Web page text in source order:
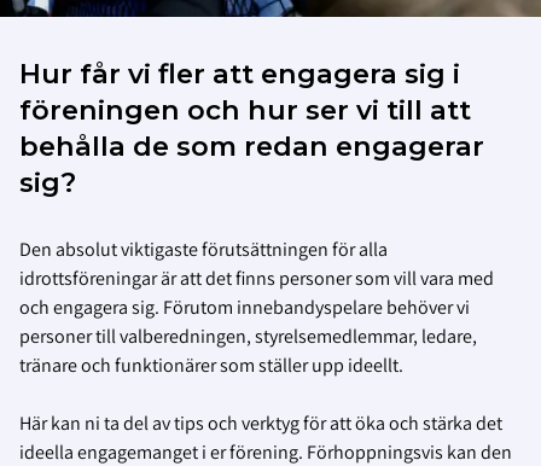
Hur får vi fler att engagera sig i
föreningen och hur ser vi till att
behålla de som redan engagerar
sig?
Den absolut viktigaste förutsättningen för alla
idrottsföreningar är att det finns personer som vill vara med
och engagera sig. Förutom innebandyspelare behöver vi
personer till valberedningen, styrelsemedlemmar, ledare,
tränare och funktionärer som ställer upp ideellt.
Här kan ni ta del av tips och verktyg för att öka och stärka det
ideella engagemanget i er förening. Förhoppningsvis kan den